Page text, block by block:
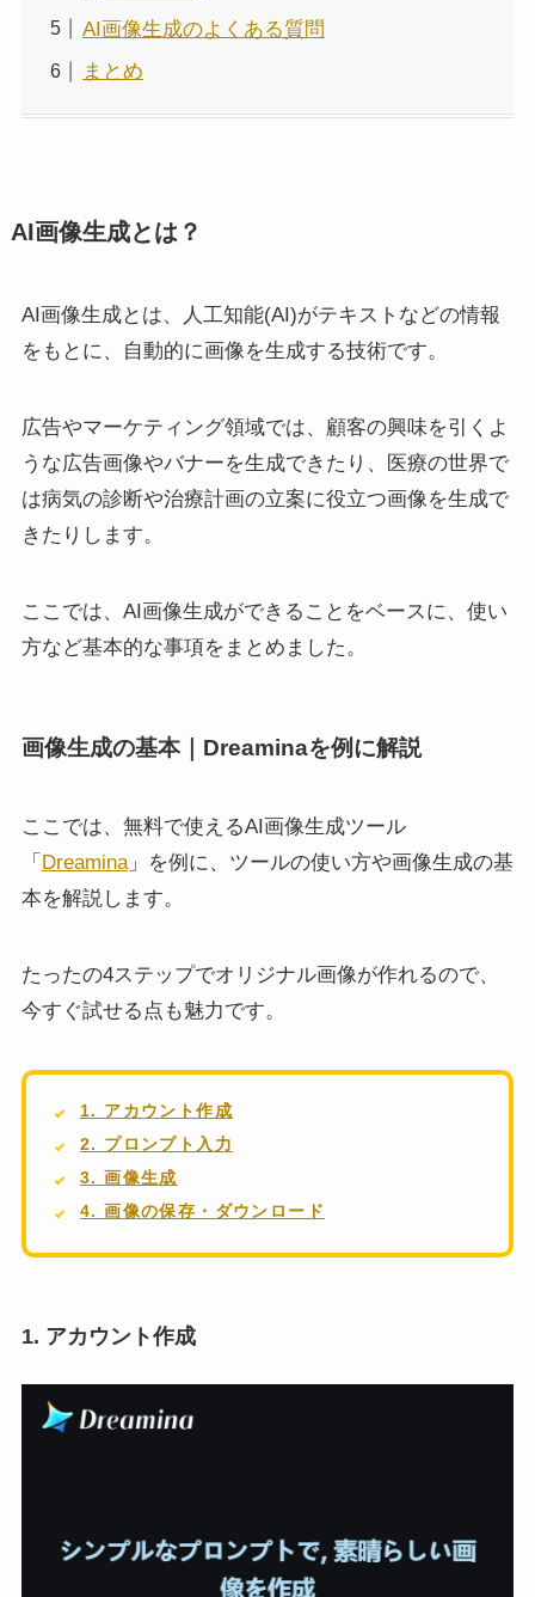
AI画像生成のよくある質問
まとめ
AI画像生成とは？
AI画像生成とは、人工知能(AI)がテキストなどの情報
をもとに、自動的に画像を生成する技術です。
広告やマーケティング領域では、顧客の興味を引くよ
うな広告画像やバナーを生成できたり、医療の世界で
は病気の診断や治療計画の立案に役立つ画像を生成で
きたりします。
ここでは、AI画像生成ができることをベースに、使い
方など基本的な事項をまとめました。
画像生成の基本｜Dreaminaを例に解説
ここでは、無料で使えるAI画像生成ツール
「 Dreamina」を例に、ツールの使い方や画像生成の基
本を解説します。
たったの4ステップでオリジナル画像が作れるので、
今すぐ試せる点も魅力です。
1. アカウント作成
2. プロンプト入力
3. 画像生成
4. 画像の保存・ダウンロード
1. アカウント作成